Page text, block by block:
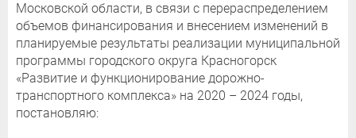
Московской области, в связи с перераспределением
объемов финансирования и внесением изменений в
планируемые результаты реализации муниципальной
программы городского округа Красногорск
«Развитие и функционирование дорожно-
транспортного комплекса» на 2020 – 2024 годы,
постановляю: